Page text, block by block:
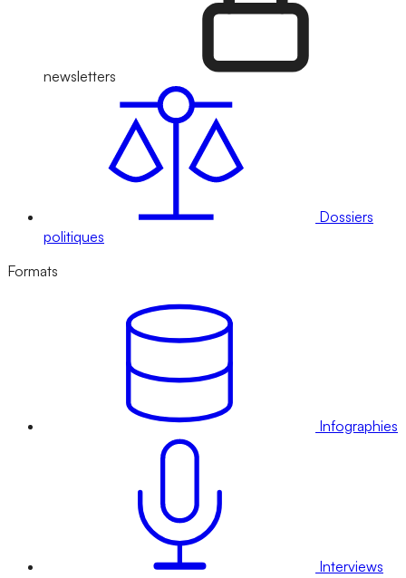
newsletters
Dossiers
politiques
Formats
Infographies
Interviews